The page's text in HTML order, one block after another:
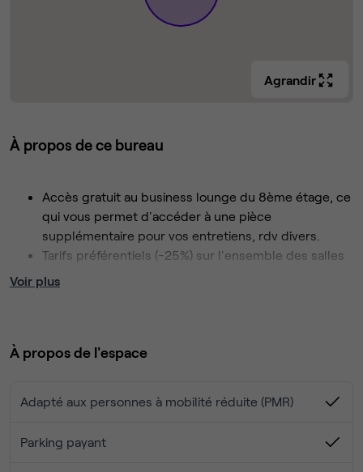
Agrandir
À propos de ce bureau
Accès gratuit au business lounge du 8ème étage, ce
qui vous permet d'accéder à une pièce
supplémentaire pour vos entretiens, rdv divers.
Tarifs préférentiels (-25%) sur l'ensemble des salles
de réunion du centre, nul besoin d'aller à l'extérieur
Service de conciergerie, pour vous faire gagner du
Affranchissement du courrier : nul besoin d'aller
Forfait de 50 copies/impressions
Voir plus
À propos de l'espace
Adapté aux personnes à mobilité réduite (PMR)
Parking payant